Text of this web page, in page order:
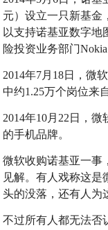
元）设立一只新基金
以支持诺基亚数字地
险投资业务部门Nokia
2014年7月18日，微
中约1.25万个岗位来
2014年10月22日，
的手机品牌。
微软收购诺基亚一事
见解。有人戏称这是
头的没落，还有人为
不过所有人都无法否